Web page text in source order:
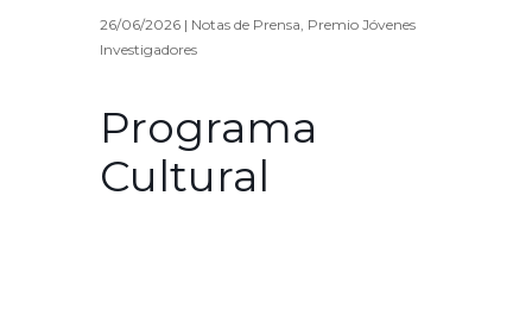
26/06/2026 | Notas de Prensa Premio Jóvenes
Investigadores
Programa
Cultural